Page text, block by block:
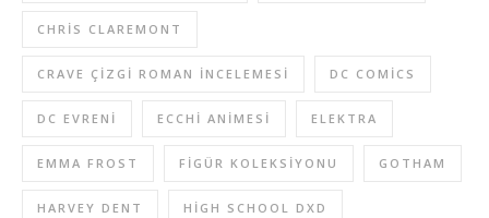
CHRIS CLAREMONT
CRAVE ÇIZGI ROMAN INCELEMESI DC COMICS
DC EVRENI ECCHI ANIMESI ELEKTRA
EMMA FROST FIGÜR KOLEKSIYONU GOTHAM
HARVEY DENT HIGH SCHOOL DXD